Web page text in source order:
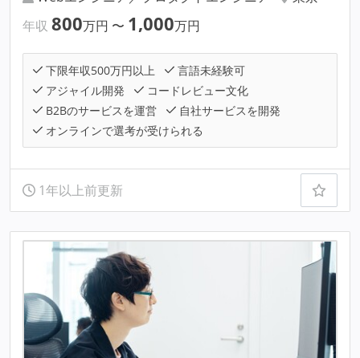
年収 800万円 〜 1,000万円
下限年収500万円以上
言語未経験可
アジャイル開発
コードレビュー文化
B2Bのサービスを運営
自社サービスを開発
オンラインで選考が受けられる
1年以上前更新